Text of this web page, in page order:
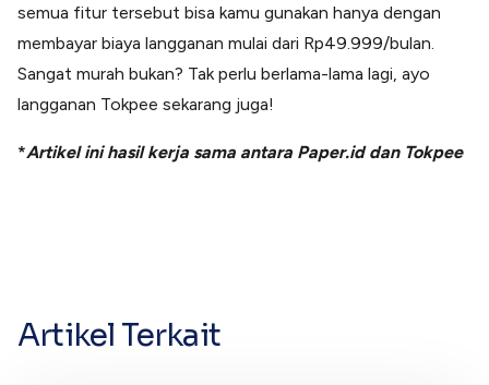
semua fitur tersebut bisa kamu gunakan hanya dengan
membayar biaya langganan mulai dari Rp49.999/bulan.
Sangat murah bukan? Tak perlu berlama-lama lagi, ayo
langganan Tokpee sekarang juga!
*Artikel ini hasil kerja sama antara Paper.id dan Tokpee
Artikel Terkait